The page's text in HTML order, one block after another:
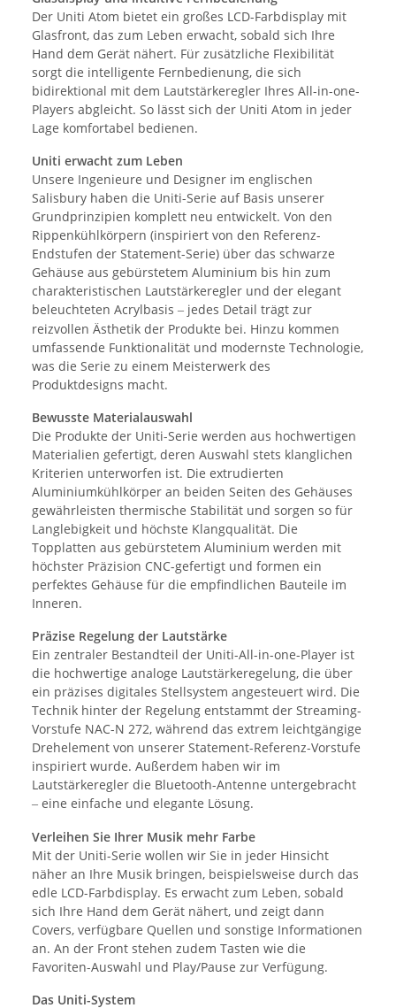
Der Uniti Atom bietet ein großes LCD-Farbdisplay mit
Glasfront, das zum Leben erwacht, sobald sich Ihre
Hand dem Gerät nähert. Für zusätzliche Flexibilität
sorgt die intelligente Fernbedienung, die sich
bidirektional mit dem Lautstärkeregler Ihres All-in-one-
Players abgleicht. So lässt sich der Uniti Atom in jeder
Lage komfortabel bedienen.
Uniti erwacht zum Leben
Unsere Ingenieure und Designer im englischen
Salisbury haben die Uniti-Serie auf Basis unserer
Grundprinzipien komplett neu entwickelt. Von den
Rippenkühlkörpern (inspiriert von den Referenz-
Endstufen der Statement-Serie) über das schwarze
Gehäuse aus gebürstetem Aluminium bis hin zum
charakteristischen Lautstärkeregler und der elegant
beleuchteten Acrylbasis – jedes Detail trägt zur
reizvollen Ästhetik der Produkte bei. Hinzu kommen
umfassende Funktionalität und modernste Technologie,
was die Serie zu einem Meisterwerk des
Produktdesigns macht.
Bewusste Materialauswahl
Die Produkte der Uniti-Serie werden aus hochwertigen
Materialien gefertigt, deren Auswahl stets klanglichen
Kriterien unterworfen ist. Die extrudierten
Aluminiumkühlkörper an beiden Seiten des Gehäuses
gewährleisten thermische Stabilität und sorgen so für
Langlebigkeit und höchste Klangqualität. Die
Topplatten aus gebürstetem Aluminium werden mit
höchster Präzision CNC-gefertigt und formen ein
perfektes Gehäuse für die empfindlichen Bauteile im
Inneren.
Präzise Regelung der Lautstärke
Ein zentraler Bestandteil der Uniti-All-in-one-Player ist
die hochwertige analoge Lautstärkeregelung, die über
ein präzises digitales Stellsystem angesteuert wird. Die
Technik hinter der Regelung entstammt der Streaming-
Vorstufe NAC-N 272, während das extrem leichtgängige
Drehelement von unserer Statement-Referenz-Vorstufe
inspiriert wurde. Außerdem haben wir im
Lautstärkeregler die Bluetooth-Antenne untergebracht
– eine einfache und elegante Lösung.
Verleihen Sie Ihrer Musik mehr Farbe
Mit der Uniti-Serie wollen wir Sie in jeder Hinsicht
näher an Ihre Musik bringen, beispielsweise durch das
edle LCD-Farbdisplay. Es erwacht zum Leben, sobald
sich Ihre Hand dem Gerät nähert, und zeigt dann
Covers, verfügbare Quellen und sonstige Informationen
an. An der Front stehen zudem Tasten wie die
Favoriten-Auswahl und Play/Pause zur Verfügung.
Das Uniti-System